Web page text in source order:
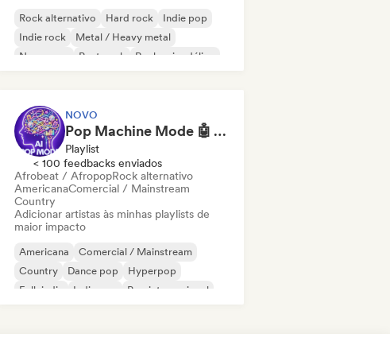
Rock alternativo Hard rock
Indie pop
Indie rock
Metal / Heavy metal
New wave
Post punk Rock psicodélico
NOVO
Pop Machine Mode 🤖 AI Music, Indie Pop & Dream Pop
Playlist
< 100 feedbacks enviados
Afrobeat / AfropopRock alternativo
AmericanaComercial / Mainstream
Country
Adicionar artistas às minhas playlists de
maior impacto
Americana
Comercial / Mainstream
Country
Dance pop
Hyperpop
Folk indie
Indie pop Pop internacional